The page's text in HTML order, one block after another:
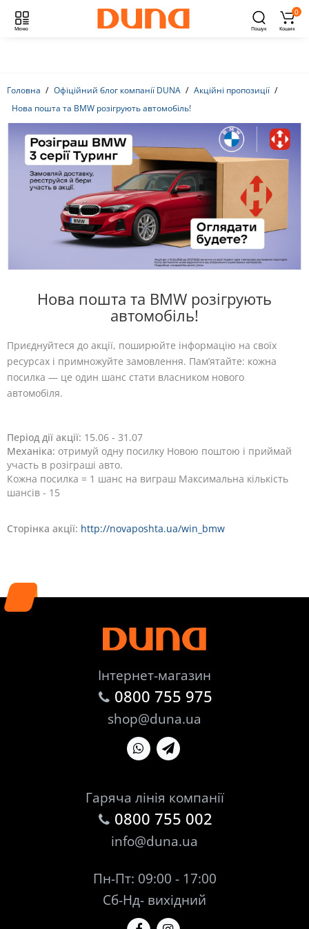
Меню Пошук
0
Кошик
Головна Офіційний блог компанії DUNA
Акційні пропозиції
Нова пошта та BMW розігрують автомобіль!
Нова пошта та BMW розігрують
автомобіль!
Приєднуйтеся до акції, поширюйте інформацію на своїх
ресурсах і примножуйте замовлення. Пам’ятайте: кожна
посилка — це один шанс стати власником нового
автомобіля.
Період дії акції: 15.06 - 31.07
Механіка: отримуй одну посилку Новою поштою і приймай
участь в розіграші авто.
Кожна посилка = 1 шанс на виграш Максимальна кількість
шансів - 15
Сторінка акції: http://novaposhta.ua/win_bmw
Інтернет-магазин
0800 755 975
shop@duna.ua
Гаряча лінія компанії
0800 755 002
info@duna.ua
Пн-Пт: 09:00 - 17:00
Сб-Нд- вихідний